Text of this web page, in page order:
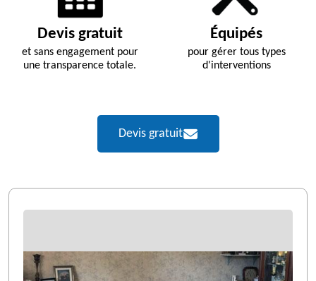
Devis gratuit
et sans engagement pour
une transparence totale.
Équipés
pour gérer tous types
d'interventions
Devis gratuit